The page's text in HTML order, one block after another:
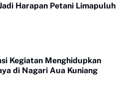
Harapan Petani Limapuluh
Kegiatan Menghidupkan
di Nagari Aua Kuniang